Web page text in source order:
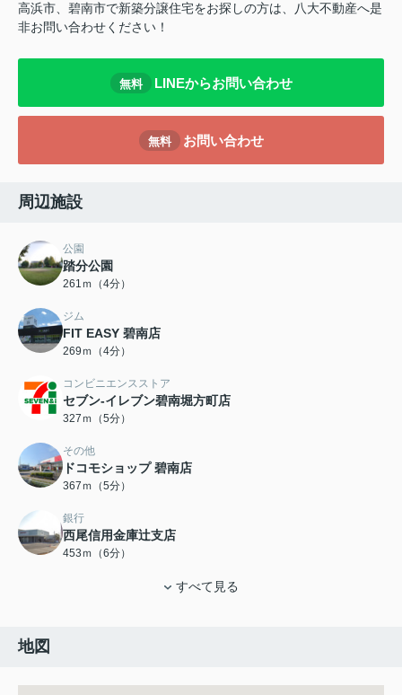
高浜市、碧南市で新築分譲住宅をお探しの方は、八大不動産へ是
非お問い合わせください！
無料 LINEからお問い合わせ
無料 お問い合わせ
周辺施設
公園
踏分公園
261ｍ（4分）
ジム
FIT EASY 碧南店
269ｍ（4分）
コンビニエンスストア
セブン-イレブン碧南堀方町店
327ｍ（5分）
その他
ドコモショップ 碧南店
367ｍ（5分）
銀行
西尾信用金庫辻支店
453ｍ（6分）
すべて見る
地図